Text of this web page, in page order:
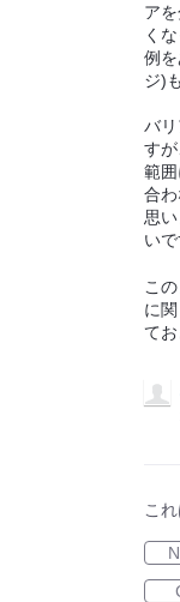
ア
く
例
ジ)
バ
す
範
合
思
いで
こ
に
てお
こ